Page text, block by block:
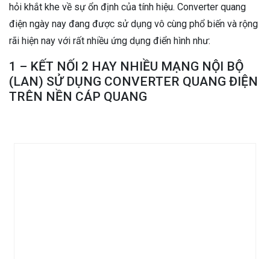
hỏi khắt khe về sự ổn định của tính hiệu. Converter quang
điện ngày nay đang được sử dụng vô cùng phổ biến và rộng
rãi hiện nay với rất nhiều ứng dụng điển hình như:
1 – KẾT NỐI 2 HAY NHIỀU MẠNG NỘI BỘ
(LAN) SỬ DỤNG CONVERTER QUANG ĐIỆN
TRÊN NỀN CÁP QUANG